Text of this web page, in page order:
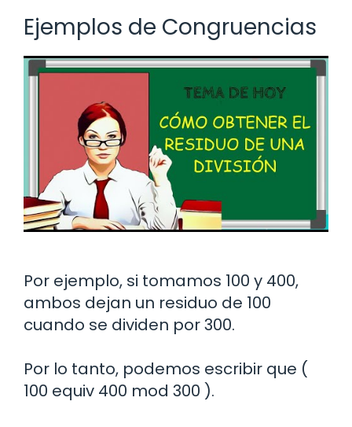
Ejemplos de Congruencias
Por ejemplo, si tomamos 100 y 400,
ambos dejan un residuo de 100
cuando se dividen por 300.
Por lo tanto, podemos escribir que (
100 equiv 400 mod 300 ).